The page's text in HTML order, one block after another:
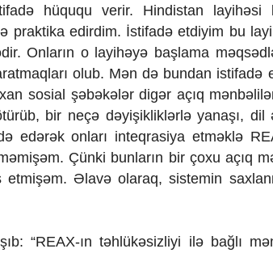
hüququ verir.
Hindistan
praktika edirdim. İstifadə etdiyim bu
Onların o layihəyə başlama
olub. Mən də bundan istifadə
sosial şəbəkələr digər açıq
bir neçə dəyişikliklərlə yanaşı,
edərək onları inteqrasiya etməklə
Çünki bunların bir çoxu açıq
Əlavə olaraq, sistemin
“REAX-ın təhlükəsizliyi ilə bağlı